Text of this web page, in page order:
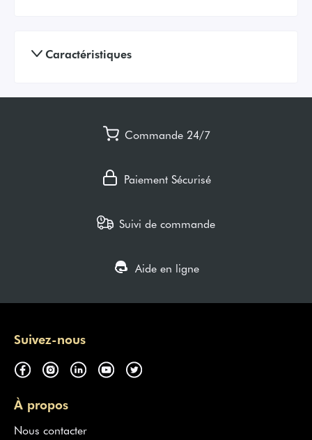
Caractéristiques
Commande 24/7
Paiement Sécurisé
Suivi de commande
Aide en ligne
Suivez-nous
À propos
Nous contacter